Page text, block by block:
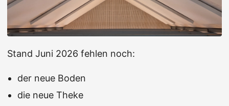
Stand Juni 2026 fehlen noch:
der neue Boden
die neue Theke